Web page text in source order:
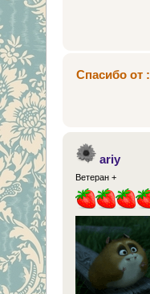
Спасибо от :
ariy
Ветеран +